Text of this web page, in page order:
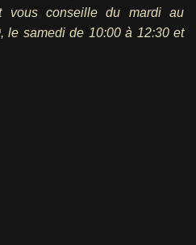
vous conseille du mardi au
le samedi de 10:00 à 12:30 et